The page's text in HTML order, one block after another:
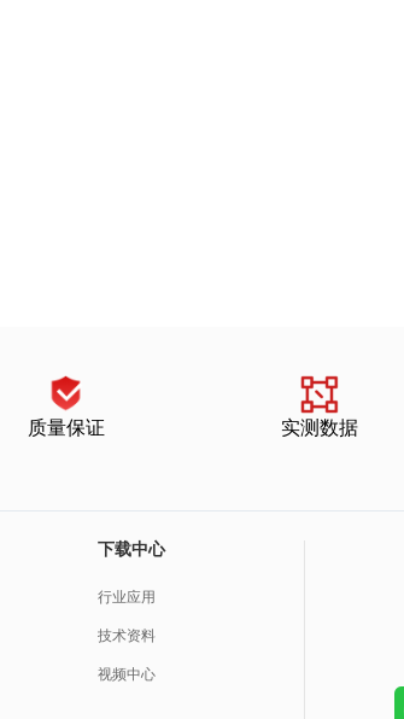
质量保证 实测数据
下载中心
行业应用
技术资料
视频中心